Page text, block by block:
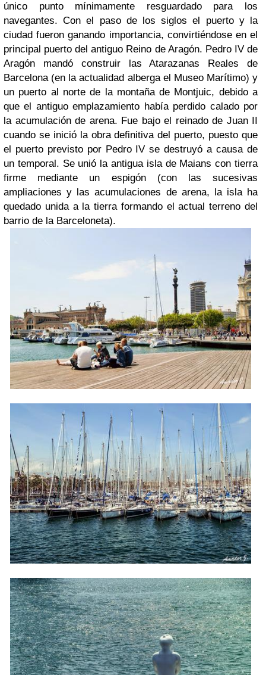
único punto mínimamente resguardado para los
navegantes. Con el paso de los siglos el puerto y la
ciudad fueron ganando importancia, convirtiéndose en el
principal puerto del antiguo Reino de Aragón. Pedro IV de
Aragón mandó construir las Atarazanas Reales de
Barcelona (en la actualidad alberga el Museo Marítimo) y
un puerto al norte de la montaña de Montjuic, debido a
que el antiguo emplazamiento había perdido calado por
la acumulación de arena. Fue bajo el reinado de Juan II
cuando se inició la obra definitiva del puerto, puesto que
el puerto previsto por Pedro IV se destruyó a causa de
un temporal. Se unió la antigua isla de Maians con tierra
firme mediante un espigón (con las sucesivas
ampliaciones y las acumulaciones de arena, la isla ha
quedado unida a la tierra formando el actual terreno del
barrio de la Barceloneta).